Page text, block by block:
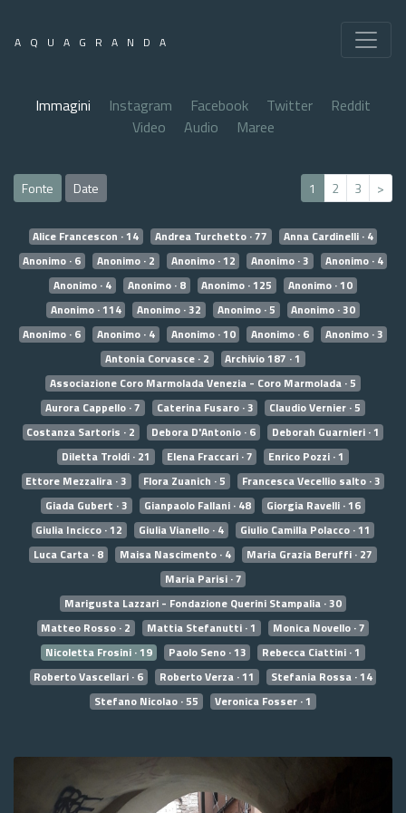
AQUAGRANDA
Immagini Instagram Facebook Twitter
Reddit
Video
Audio Maree
Fonte Date 1 2 3 >
Alice Francescon · 14 Andrea Turchetto · 77
Anna Cardinelli · 4
Anonimo · 6
Anonimo · 2 Anonimo · 12 Anonimo · 3
Anonimo · 4
Anonimo · 4
Anonimo · 8 Anonimo · 125
Anonimo · 10
Anonimo · 114
Anonimo · 32 Anonimo · 5
Anonimo · 30
Anonimo · 6
Anonimo · 4 Anonimo · 10 Anonimo · 6
Anonimo · 3
Antonia Corvasce · 2
Archivio 187 · 1
Associazione Coro Marmolada Venezia - Coro Marmolada · 5
Aurora Cappello · 7
Caterina Fusaro · 3
Claudio Vernier · 5
Costanza Sartoris · 2
Debora D'Antonio · 6
Deborah Guarnieri · 1
Diletta Troldi · 21
Elena Fraccari · 7
Enrico Pozzi · 1
Ettore Mezzalira · 3
Flora Zuanich · 5
Francesca Vecellio salto · 3
Giada Gubert · 3
Gianpaolo Fallani · 48
Giorgia Ravelli · 16
Giulia Incicco · 12
Giulia Vianello · 4
Giulio Camilla Polacco · 11
Luca Carta · 8
Maisa Nascimento · 4
Maria Grazia Beruffi · 27
Maria Parisi · 7
Marigusta Lazzari - Fondazione Querini Stampalia · 30
Matteo Rosso · 2
Mattia Stefanutti · 1
Monica Novello · 7
Nicoletta Frosini · 19
Paolo Seno · 13
Rebecca Ciattini · 1
Roberto Vascellari · 6
Roberto Verza · 11
Stefania Rossa · 14
Stefano Nicolao · 55
Veronica Fosser · 1